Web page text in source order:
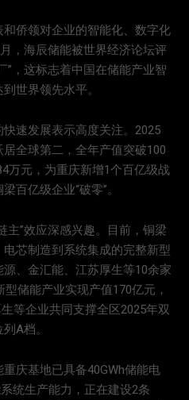
侨领对企业的智能化、数字化
，海辰储能被世界经济论坛评
”，这标志着中国在储能产业智
世界领先水平。
速发展表示高度关注。2025
全球第二，全年产值突破100
万元，为重庆新增1个百亿级战
百亿级企业“破零”。
主”效应深感兴趣。目前，铜梁
芯制造到系统集成的完整新型
、金汇能、江苏厚生等10余家
储能产业实现产值170亿元，
等企业共同支撑全区2025年双
A档。
庆基地已具备40GWh储能电
统生产能力，正在建设2条